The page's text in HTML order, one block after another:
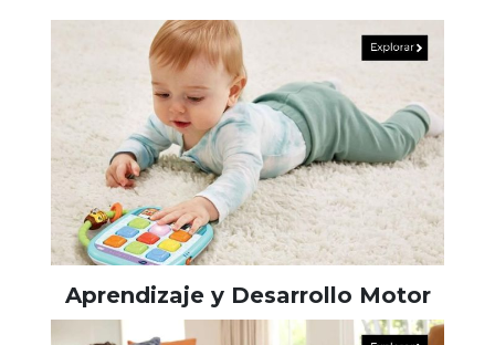
Aprendizaje y Desarrollo Motor